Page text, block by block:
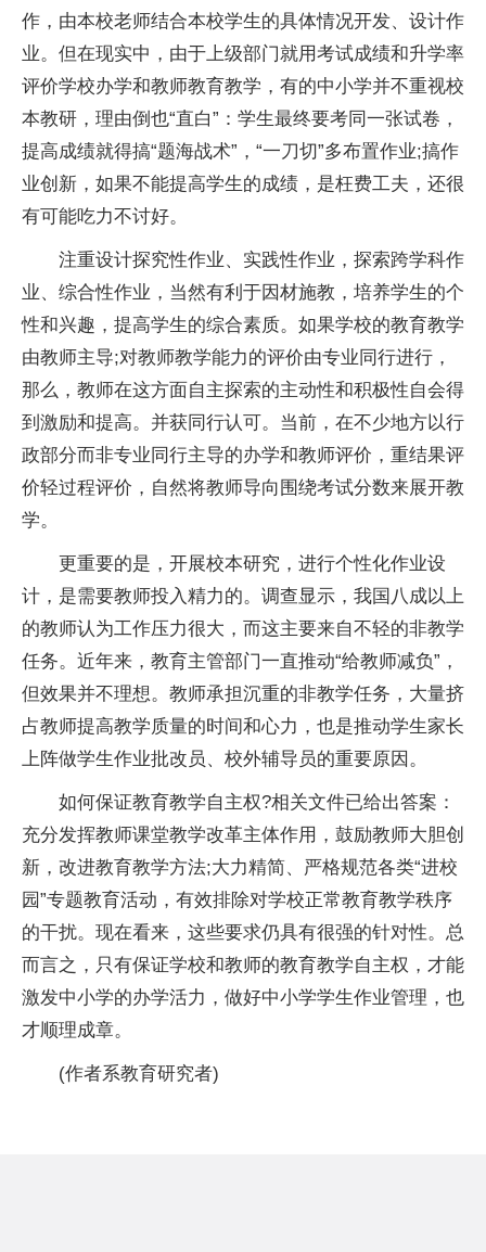
作，由本校老师结合本校学生的具体情况开发、设计作
业。但在现实中，由于上级部门就用考试成绩和升学率
评价学校办学和教师教育教学，有的中小学并不重视校
本教研，理由倒也“直白”：学生最终要考同一张试卷，
提高成绩就得搞“题海战术”，“一刀切”多布置作业;搞作
业创新，如果不能提高学生的成绩，是枉费工夫，还很
有可能吃力不讨好。
注重设计探究性作业、实践性作业，探索跨学科作
业、综合性作业，当然有利于因材施教，培养学生的个
性和兴趣，提高学生的综合素质。如果学校的教育教学
由教师主导;对教师教学能力的评价由专业同行进行，
那么，教师在这方面自主探索的主动性和积极性自会得
到激励和提高。并获同行认可。当前，在不少地方以行
政部分而非专业同行主导的办学和教师评价，重结果评
价轻过程评价，自然将教师导向围绕考试分数来展开教
学。
更重要的是，开展校本研究，进行个性化作业设
计，是需要教师投入精力的。调查显示，我国八成以上
的教师认为工作压力很大，而这主要来自不轻的非教学
任务。近年来，教育主管部门一直推动“给教师减负”，
但效果并不理想。教师承担沉重的非教学任务，大量挤
占教师提高教学质量的时间和心力，也是推动学生家长
上阵做学生作业批改员、校外辅导员的重要原因。
如何保证教育教学自主权?相关文件已给出答案：
充分发挥教师课堂教学改革主体作用，鼓励教师大胆创
新，改进教育教学方法;大力精简、严格规范各类“进校
园”专题教育活动，有效排除对学校正常教育教学秩序
的干扰。现在看来，这些要求仍具有很强的针对性。总
而言之，只有保证学校和教师的教育教学自主权，才能
激发中小学的办学活力，做好中小学学生作业管理，也
才顺理成章。
(作者系教育研究者)